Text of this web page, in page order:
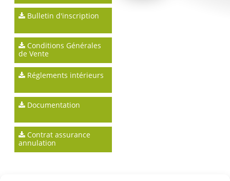
Bulletin d'inscription
Conditions Générales
de Vente
Réglements intérieurs
Documentation
Contrat assurance
annulation